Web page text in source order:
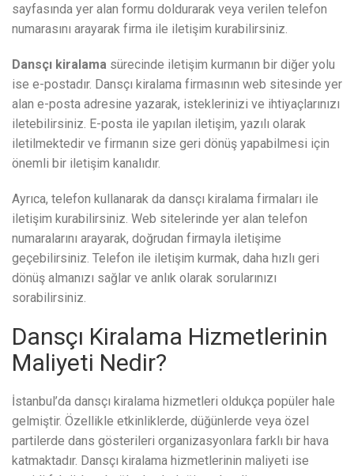
sayfasında yer alan formu doldurarak veya verilen telefon
numarasını arayarak firma ile iletişim kurabilirsiniz.
Dansçı kiralama sürecinde iletişim kurmanın bir diğer yolu
ise e-postadır. Dansçı kiralama firmasının web sitesinde yer
alan e-posta adresine yazarak, isteklerinizi ve ihtiyaçlarınızı
iletebilirsiniz. E-posta ile yapılan iletişim, yazılı olarak
iletilmektedir ve firmanın size geri dönüş yapabilmesi için
önemli bir iletişim kanalıdır.
Ayrıca, telefon kullanarak da dansçı kiralama firmaları ile
iletişim kurabilirsiniz. Web sitelerinde yer alan telefon
numaralarını arayarak, doğrudan firmayla iletişime
geçebilirsiniz. Telefon ile iletişim kurmak, daha hızlı geri
dönüş almanızı sağlar ve anlık olarak sorularınızı
sorabilirsiniz.
Dansçı Kiralama Hizmetlerinin
Maliyeti Nedir?
İstanbul’da dansçı kiralama hizmetleri oldukça popüler hale
gelmiştir. Özellikle etkinliklerde, düğünlerde veya özel
partilerde dans gösterileri organizasyonlara farklı bir hava
katmaktadır. Dansçı kiralama hizmetlerinin maliyeti ise